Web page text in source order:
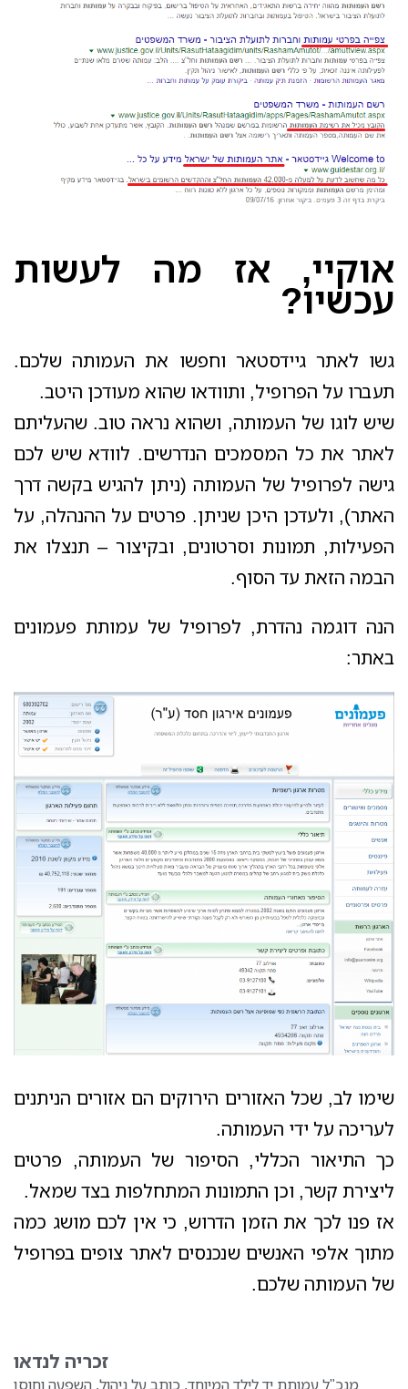
אוקיי, אז מה לעשות
עכשיו?
גשו לאתר גיידסטאר וחפשו את העמותה שלכם.
תעברו על הפרופיל, ותוודאו שהוא מעודכן היטב.
שיש לוגו של העמותה, ושהוא נראה טוב. שהעליתם
לאתר את כל המסמכים הנדרשים. לוודא שיש לכם
גישה לפרופיל של העמותה (ניתן להגיש בקשה דרך
האתר), ולעדכן היכן שניתן. פרטים על ההנהלה, על
הפעילות, תמונות וסרטונים, ובקיצור – תנצלו את
הבמה הזאת עד הסוף.
הנה דוגמה נהדרת, לפרופיל של עמותת פעמונים
באתר:
שימו לב, שכל האזורים הירוקים הם אזורים הניתנים
לעריכה על ידי העמותה.
כך התיאור הכללי, הסיפור של העמותה, פרטים
ליצירת קשר, וכן התמונות המתחלפות בצד שמאל.
אז פנו לכך את הזמן הדרוש, כי אין לכם מושג כמה
מתוך אלפי האנשים שנכנסים לאתר צופים בפרופיל
של העמותה שלכם.
זכריה לנדאו
מנכ"ל עמותת יד לילד המיוחד. כותב על ניהול, השפעה וחוסן